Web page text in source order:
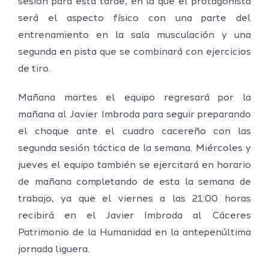
será el aspecto físico con una parte del
entrenamiento en la sala musculación y una
segunda en pista que se combinará con ejercicios
de tiro.
Mañana martes el equipo regresará por la
mañana al Javier Imbroda para seguir preparando
el choque ante el cuadro cacereño con las
segunda sesión táctica de la semana. Miércoles y
jueves el equipo también se ejercitará en horario
de mañana completando de esta la semana de
trabajo, ya que el viernes a las 21:00 horas
recibirá en el Javier Imbroda al Cáceres
Patrimonio de la Humanidad en la antepenúltima
jornada liguera.